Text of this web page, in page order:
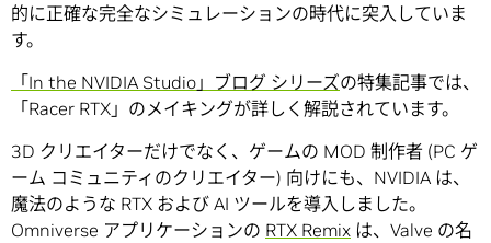
的に正確な完全なシミュレーションの時代に突入していま
す。
「In the NVIDIA Studio」ブログ シリーズの特集記事では、
「Racer RTX」のメイキングが詳しく解説されています。
3D クリエイターだけでなく、ゲームの MOD 制作者 (PC ゲ
ーム コミュニティのクリエイター) 向けにも、NVIDIA は、
魔法のような RTX および AI ツールを導入しました。
Omniverse アプリケーションの RTX Remix は、Valve の名